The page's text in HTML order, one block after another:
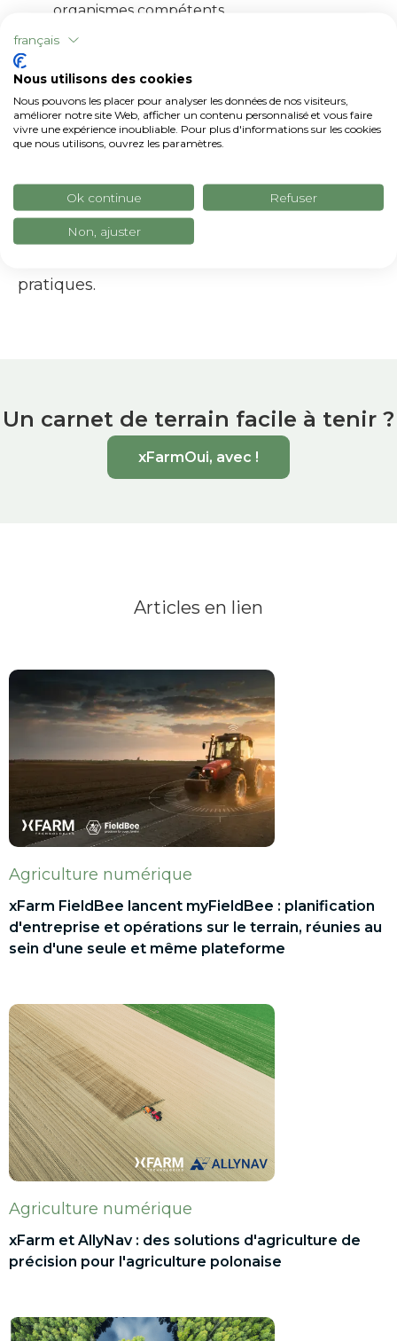
organismes compétents
Accélérer les
xFarmEn tant que , nous faisons tout notre
possible pour êtretoujours aux côtés des
agriculteurset leur donner un coup de main
difficile pour certains. Nous nous efforçons de
rendre ces opérations bureaucratiques
simples et abordables pour tous en
pratiques.
Un carnet de terrain facile à tenir ?
xFarmOui, avec !
Articles en lien
Agriculture numérique
xFarm FieldBee lancent myFieldBee : planification
d'entreprise et opérations sur le terrain, réunies au
sein d'une seule et même plateforme
Agriculture numérique
xFarm et AllyNav : des solutions d'agriculture de
précision pour l'agriculture polonaise
français
Nous utilisons des cookies
Nous pouvons les placer pour analyser les données de nos visiteurs,
améliorer notre site Web, afficher un contenu personnalisé et vous faire
vivre une expérience inoubliable. Pour plus d'informations sur les cookies
que nous utilisons, ouvrez les paramètres.
Ok continue Refuser
Non, ajuster